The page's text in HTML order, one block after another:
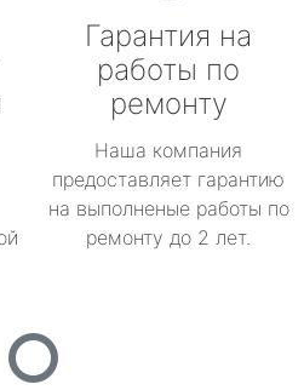
Гарантия на
работы по
ремонту
Наша компания
предоставляет гарантию
на выполненые работы по
ремонту до 2 лет.